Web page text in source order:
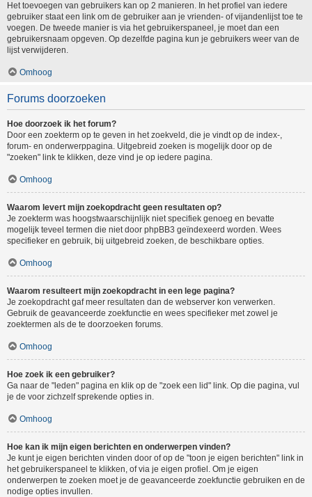
Het toevoegen van gebruikers kan op 2 manieren. In het profiel van iedere
gebruiker staat een link om de gebruiker aan je vrienden- of vijandenlijst toe te
voegen. De tweede manier is via het gebruikerspaneel, je moet dan een
gebruikersnaam opgeven. Op dezelfde pagina kun je gebruikers weer van de
lijst verwijderen.
Omhoog
Forums doorzoeken
Hoe doorzoek ik het forum?
Door een zoekterm op te geven in het zoekveld, die je vindt op de index-,
forum- en onderwerppagina. Uitgebreid zoeken is mogelijk door op de
"zoeken" link te klikken, deze vind je op iedere pagina.
Omhoog
Waarom levert mijn zoekopdracht geen resultaten op?
Je zoekterm was hoogstwaarschijnlijk niet specifiek genoeg en bevatte
mogelijk teveel termen die niet door phpBB3 geïndexeerd worden. Wees
specifieker en gebruik, bij uitgebreid zoeken, de beschikbare opties.
Omhoog
Waarom resulteert mijn zoekopdracht in een lege pagina?
Je zoekopdracht gaf meer resultaten dan de webserver kon verwerken.
Gebruik de geavanceerde zoekfunctie en wees specifieker met zowel je
zoektermen als de te doorzoeken forums.
Omhoog
Hoe zoek ik een gebruiker?
Ga naar de "leden" pagina en klik op de "zoek een lid" link. Op die pagina, vul
je de voor zichzelf sprekende opties in.
Omhoog
Hoe kan ik mijn eigen berichten en onderwerpen vinden?
Je kunt je eigen berichten vinden door of op de "toon je eigen berichten" link in
het gebruikerspaneel te klikken, of via je eigen profiel. Om je eigen
onderwerpen te zoeken moet je de geavanceerde zoekfunctie gebruiken en de
nodige opties invullen.